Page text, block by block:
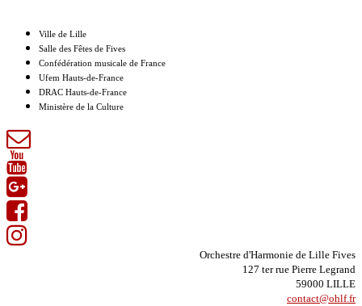
Ville de Lille
Salle des Fêtes de Fives
Confédération musicale de France
Ufem Hauts-de-France
DRAC Hauts-de-France
Ministère de la Culture
Orchestre d'Harmonie de Lille Fives
127 ter rue Pierre Legrand
59000 LILLE
contact@ohlf.fr